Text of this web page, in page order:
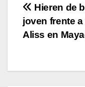
de
Hieren de
joven frente
Aliss en